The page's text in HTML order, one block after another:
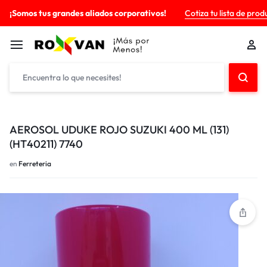
¡Somos tus grandes aliados corporativos! Cotiza tu lista de
AEROSOL UDUKE ROJO SUZUKI 400 ML (131)
(HT40211) 7740
en Ferreteria